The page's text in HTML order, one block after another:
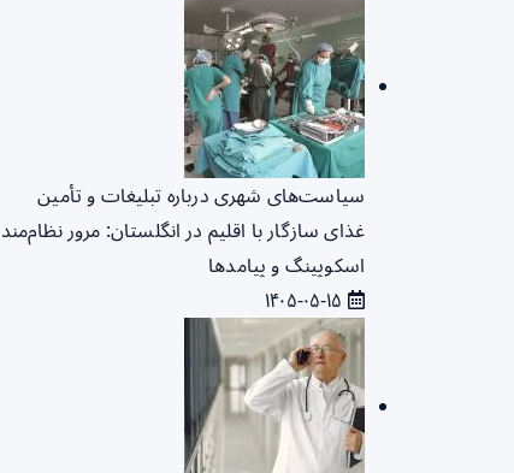
سیاست‌های شهری درباره تبلیغات و تأمین
غذای سازگار با اقلیم در انگلستان: مرور نظام‌مند
اسکوپینگ و پیامدها